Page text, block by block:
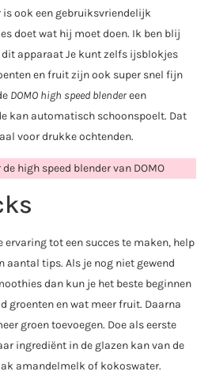
ook een gebruiksvriendelijk
doet wat hij moet doen. Ik ben blij
dit apparaat Je kunt zelfs ijsblokjes
en fruit zijn ook super snel fijn
DOMO high speed blendereen
kan automatisch schoonspoelt. Dat
voor drukke ochtenden.
high speed blender van DOMO
ervaring tot een succes te maken, help
aantal tips. Als je nog niet gewend
dan kun je het beste beginnen
groenten en wat meer fruit. Daarna
groen toevoegen. Doe als eerste
ingrediënt in de glazen kan van de
amandelmelk of kokoswater.